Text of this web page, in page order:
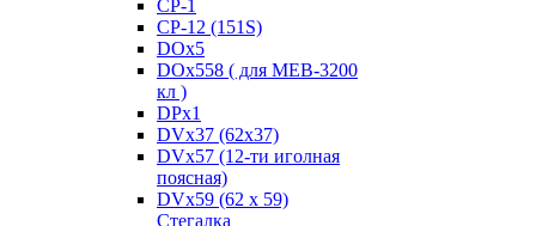
CP-1
CP-12 (151S)
DOx5
DOx558 ( для MEB-3200
кл )
DPx1
DVx37 (62x37)
DVx57 (12-ти иголная
поясная)
DVx59 (62 x 59)
Стегалка